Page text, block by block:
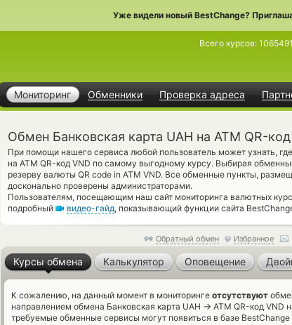
Уже видели новый BestChange?
Мониторинг Обменники Проверка адреса
Всего курсов: 1065491
Обмен Банковская карта UAH на ATM QR-
При помощи нашего сервиса любой пользователь может узнать,
на ATM QR-код VND по самому выгодному курсу. Выбирая
резерву валюты QR code in ATM VND. Все обменные пункты,
досконально проверены администраторами.
Пользователям, посещающим наш сайт мониторинга валютных
подробный
видео-гайд, показывающий функции сайта
Обратный обмен Избранное
Курсы обмена Калькулятор Оповещение
К сожалению, на данный момент в мониторинге отсутствуют
направлением обмена Банковская карта UAH → ATM QR-код VND
требуемые обменные сервисы могут появиться в базе